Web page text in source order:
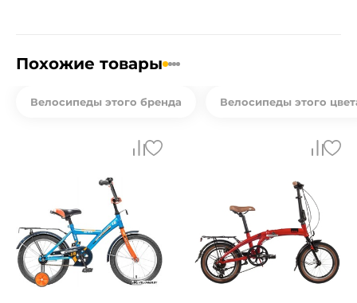
Похожие товары
Велосипеды этого бренда Велосипеды этого